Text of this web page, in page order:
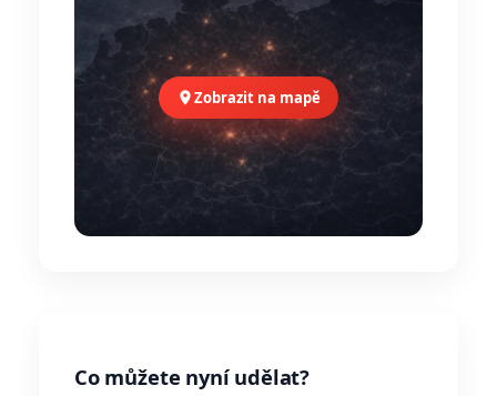
Zobrazit na mapě
Co můžete nyní udělat?